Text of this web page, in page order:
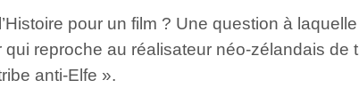
pour un film ? Une question à
reproche au réalisateur néo-zélandais
anti-Elfe ».